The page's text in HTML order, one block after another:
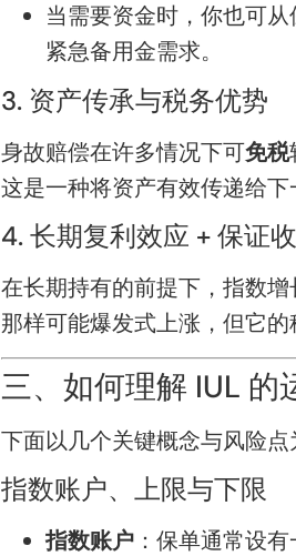
当需要资金时，你也可
紧急备用金需求。
3. 资产传承与税务优势
身故赔偿在许多情况下可免税
这是一种将资产有效传递给下
4. 长期复利效应 + 保证
在长期持有的前提下，指数
那样可能爆发式上涨，但它的
三、如何理解 IUL 的
下面以几个关键概念与风险点
指数账户、上限与下限
指数账户 ：保单通常设